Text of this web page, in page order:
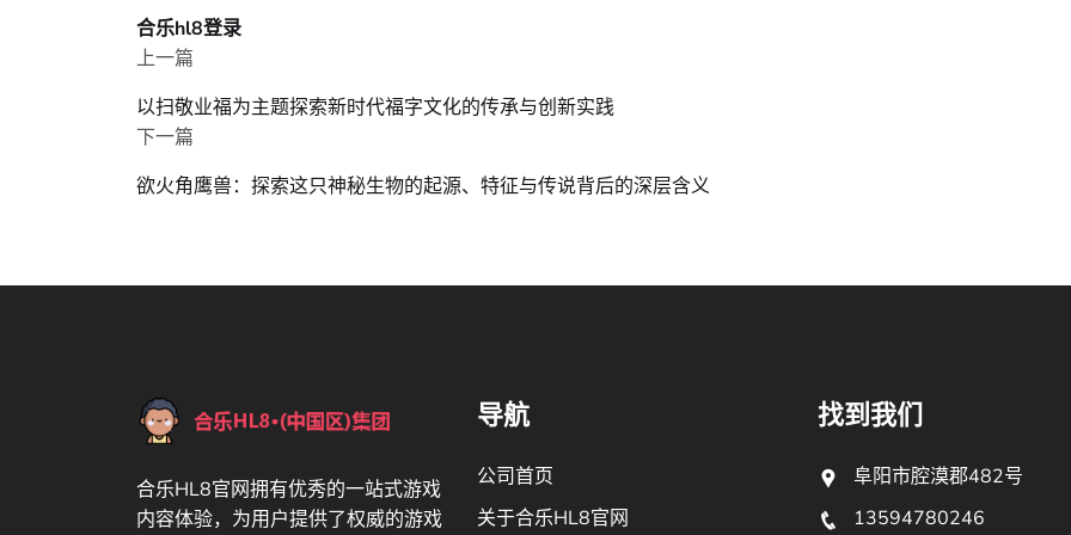
合乐hl8登录
上一篇
以扫敬业福为主题探索新时代福字文化的传承与创新实践
下一篇
欲火角鹰兽：探索这只神秘生物的起源、特征与传说背后的深层含义
合乐HL8官网拥有优秀的一站式游戏
内容体验，为用户提供了权威的游戏
导航
公司首页
关于合乐HL8官网
找到我们
阜阳市腔漠郡482号
13594780246